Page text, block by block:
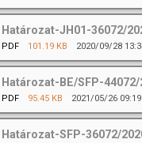
Határozat-JH01-36072/
PDF 101.19 KB 2020/09/28
Határozat-BE/SFP-
PDF 95.45 KB 2021/05/26 09:19
Határozat-SFP-36072/